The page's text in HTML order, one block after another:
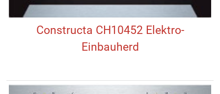
Constructa CH10452 Elektro-
Einbauherd